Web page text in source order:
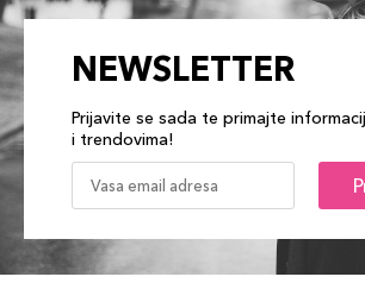
NEWSLETTER
Prijavite se sada te primajte
i trendovima!